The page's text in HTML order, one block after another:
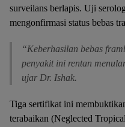
surveilans berlapis. Uji
mengonfirmasi status bebas
“Keberhasilan bebas
penyakit ini rentan
ujar Dr. Ishak.
Tiga sertifikat ini
terabaikan (Neglected